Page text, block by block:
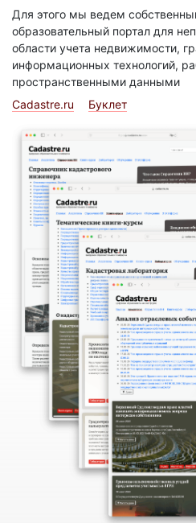
Для этого мы ведем
образовательный портал для
области учета недвижимости,
информационных технологий,
пространственными данными
Cadastre.ru
Буклет